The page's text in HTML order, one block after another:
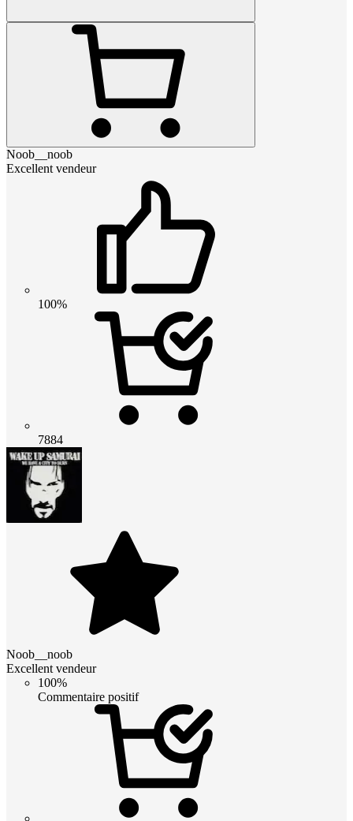
Noob__noob
Excellent vendeur
100%
7884
Noob__noob
Excellent vendeur
100%
Commentaire positif